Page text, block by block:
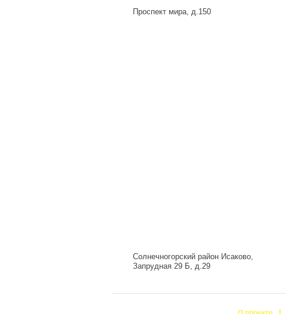
Проспект мира, д.150
Солнечногорский район Исаково,
Запрудная 29 Б, д.29